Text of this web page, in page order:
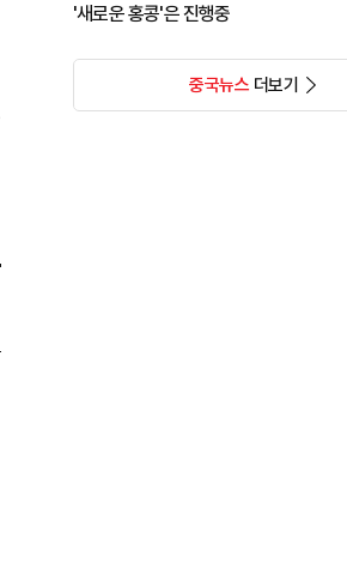
'새로운 홍콩'은 진행중
중국뉴스더보기